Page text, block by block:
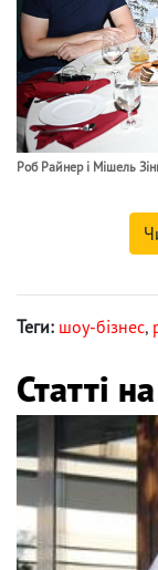
Роб Райнер і Мішель
Теги: шоу-бізнес,
Статті